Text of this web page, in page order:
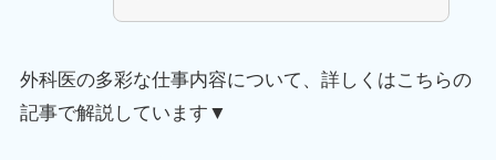
外科医の多彩な仕事内容について、詳しくはこちらの
記事で解説しています▼